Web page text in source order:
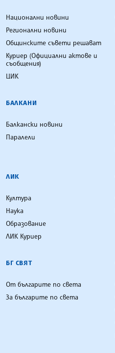
Национални новини
Регионални новини
Общинските съвети решават
Куриер (Официални актове и
съобщения)
ЦИК
БАЛКАНИ
Балкански новини
Паралели
ЛИК
Култура
Наука
Образование
ЛИК Куриер
БГ СВЯТ
От българите по света
За българите по света